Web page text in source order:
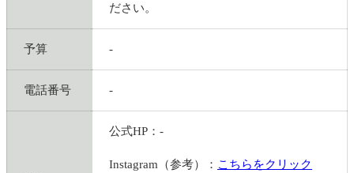
ださい。
予算 -
電話番号 -
公式HP：-
Instagram（参考）： こちらをクリック